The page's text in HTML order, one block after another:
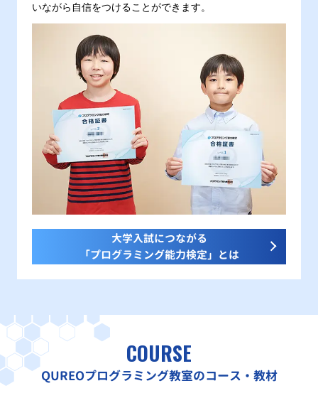
いながら自信をつけることができます。
大学入試につながる
「プログラミング能力検定」とは
COURSE
QUREOプログラミング教室のコース・教材